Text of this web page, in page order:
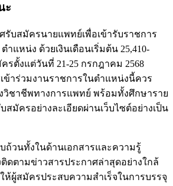
ะ
รับสมัครนายแพทย์เพื่อเข้ารับราชการ
ำแหน่ง ด้วยเงินเดือนเริ่มต้น 25,410-
รตั้งแต่วันที่ 21-25 กรกฎาคม 2568
ข้าร่วมงานราชการในตำแหน่งนี้ควร
วิชาชีพทางการแพทย์ พร้อมทั้งศึกษาราย
สมัครอย่างละเอียดผ่านเว็บไซต์อย่างเป็น
ถ้วนทั้งในด้านเอกสารและความรู้
ดตามข่าวสารประกาศล่าสุดอย่างใกล้
ห้ผู้สมัครประสบความสำเร็จในการบรรจุ